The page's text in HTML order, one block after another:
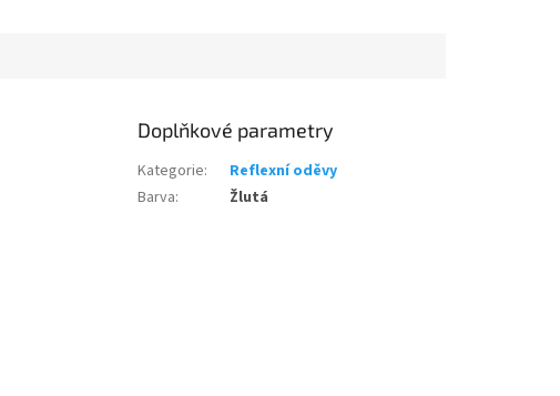
Doplňkové parametry
Kategorie:
Reflexní oděvy
Barva: Žlutá